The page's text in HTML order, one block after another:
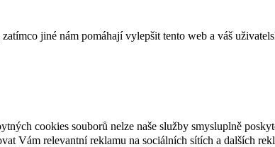
jiné nám pomáhají vylepšit tento web a váš
cookies souborů nelze naše služby smysluplně
Vám relevantní reklamu na sociálních sítích a dalších